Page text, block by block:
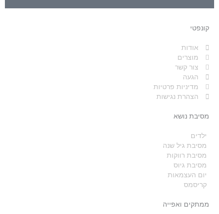
קונפטי
אודות
מוצרים
צור קשר
הגעה
מדיניות פרטיות
הצהרת נגישות
מסיבת נושא
ילדים
מסיבת גיל שנה
מסיבת רווקות
מסיבת גיוס
יום העצמאות
קריסמס
ממתקים ואפייה